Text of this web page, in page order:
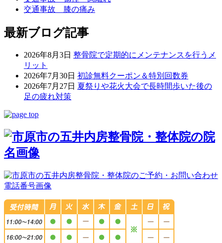
交通事故 膝の痛み
最新ブログ記事
2026年8月3日 整骨院で定期的にメンテナンスを行うメ
リット
2026年7月30日 初診無料クーポン＆特別回数券
2026年7月27日 夏祭りや花火大会で長時間歩いた後の
足の疲れ対策